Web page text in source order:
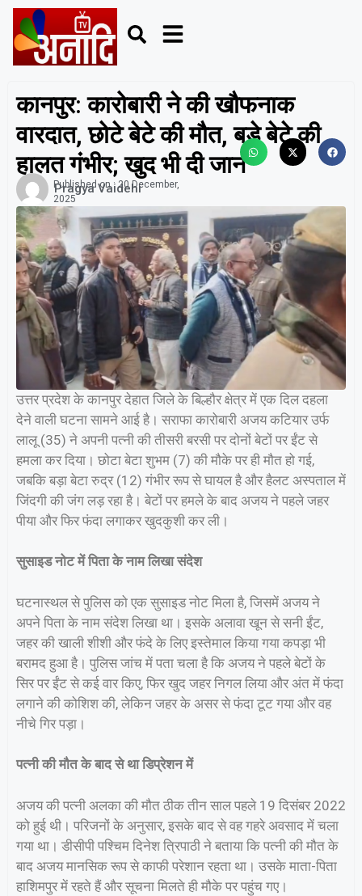
कानपुर: कारोबारी ने की खौफनाक
वारदात, छोटे बेटे की मौत, बड़े बेटे की
हालत गंभीर; खुद भी दी जान
Pragya Vaidehi
Published on : 20 December,
2025
उत्तर प्रदेश के कानपुर देहात जिले के बिल्हौर क्षेत्र में एक दिल दहला
देने वाली घटना सामने आई है। सराफा कारोबारी अजय कटियार उर्फ
लालू (35) ने अपनी पत्नी की तीसरी बरसी पर दोनों बेटों पर ईंट से
हमला कर दिया। छोटा बेटा शुभम (7) की मौके पर ही मौत हो गई,
जबकि बड़ा बेटा रुद्र (12) गंभीर रूप से घायल है और हैलट अस्पताल में
जिंदगी की जंग लड़ रहा है। बेटों पर हमले के बाद अजय ने पहले जहर
पीया और फिर फंदा लगाकर खुदकुशी कर ली।
सुसाइड नोट में पिता के नाम लिखा संदेश
घटनास्थल से पुलिस को एक सुसाइड नोट मिला है, जिसमें अजय ने
अपने पिता के नाम संदेश लिखा था। इसके अलावा खून से सनी ईंट,
जहर की खाली शीशी और फंदे के लिए इस्तेमाल किया गया कपड़ा भी
बरामद हुआ है। पुलिस जांच में पता चला है कि अजय ने पहले बेटों के
सिर पर ईंट से कई वार किए, फिर खुद जहर निगल लिया और अंत में फंदा
लगाने की कोशिश की, लेकिन जहर के असर से फंदा टूट गया और वह
नीचे गिर पड़ा।
पत्नी की मौत के बाद से था डिप्रेशन में
अजय की पत्नी अलका की मौत ठीक तीन साल पहले 19 दिसंबर 2022
को हुई थी। परिजनों के अनुसार, इसके बाद से वह गहरे अवसाद में चला
गया था। डीसीपी पश्चिम दिनेश त्रिपाठी ने बताया कि पत्नी की मौत के
बाद अजय मानसिक रूप से काफी परेशान रहता था। उसके माता-पिता
हाशिमपुर में रहते हैं और सूचना मिलते ही मौके पर पहुंच गए।